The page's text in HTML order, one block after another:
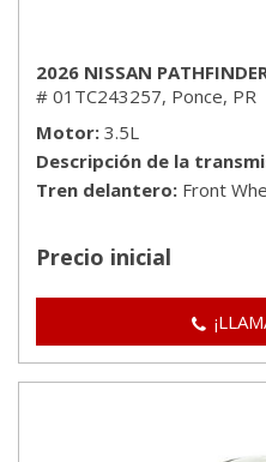
2026 NISSAN
# 01TC243257, Ponce, PR
Motor 3.5L
Descripción de la
Tren delantero Front
Precio inicial